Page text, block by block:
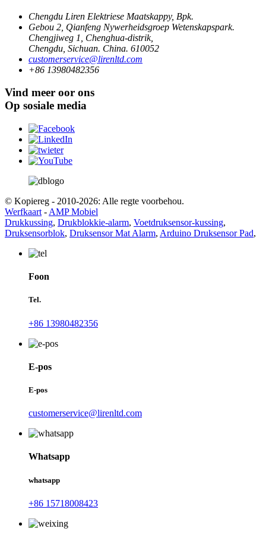
Chengdu Liren Elektriese Maatskappy, Bpk.
Gebou 2, Qianfeng Nywerheidsgroep Wetenskapspark.
Chengjiweg 1, Chenghua-distrik,
Chengdu, Sichuan. China. 610052
customerservice@lirenltd.com
+86 13980482356
Vind meer oor ons
Op sosiale media
© Kopiereg - 2010-2026: Alle regte voorbehou.
Werfkaart - AMP Mobiel
Drukkussing, Drukblokkie-alarm, Voetdruksensor-kussing,
Druksensorblok, Druksensor Mat Alarm, Arduino Druksensor Pad,
Foon
Tel.
+86 13980482356
E-pos
E-pos
customerservice@lirenltd.com
Whatsapp
whatsapp
+86 15718008423